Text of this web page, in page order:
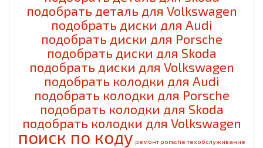
подобрать деталь для Volkswagen
подобрать диски для Audi
подобрать диски для Porsche
подобрать диски для Skoda
подобрать диски для Volkswagen
подобрать колодки для Audi
подобрать колодки для Porsche
подобрать колодки для Skoda
подобрать колодки для Volkswagen
поиск по коду ремонт porsche техобслуживание